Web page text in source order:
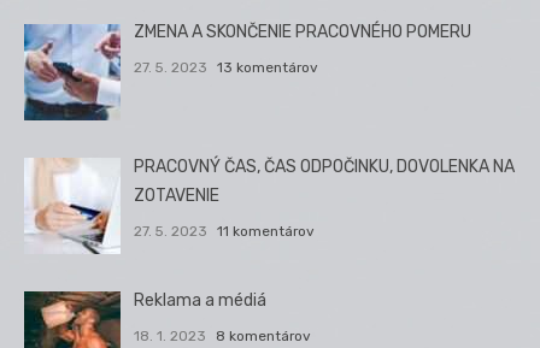
ZMENA A SKONČENIE PRACOVNÉHO POMERU
27. 5. 2023 13 komentárov
PRACOVNÝ ČAS, ČAS ODPOČINKU, DOVOLENKA NA
ZOTAVENIE
27. 5. 2023 11 komentárov
Reklama a médiá
18. 1. 2023 8 komentárov